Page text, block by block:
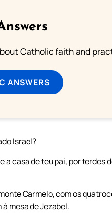
Catholic faith and
ANSWERS
Israel?
a casa de teu pai, por terdes
Carmelo, com os
mesa de Jezabel.